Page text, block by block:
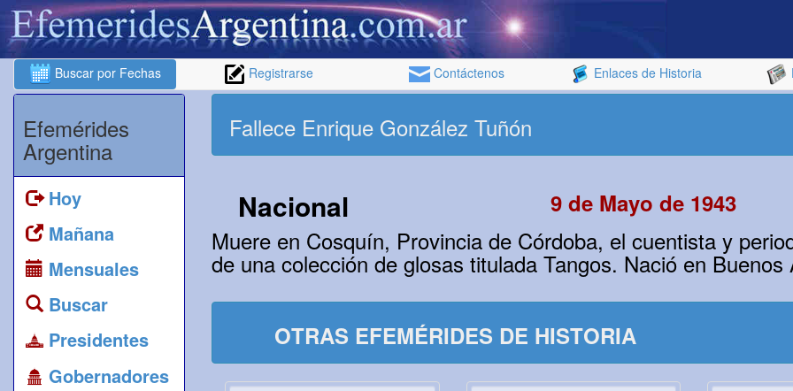
Buscar por Fechas Registrarse Contáctenos Enlaces de Historia
Efemérides
Argentina
Hoy
Mañana
Mensuales
Buscar
Presidentes
Gobernadores
Fallece Enrique González Tuñón
Nacional 9 de Mayo de 1943
Muere en Cosquín, Provincia de Córdoba, el cuentista y
de una colección de glosas titulada Tangos. Nació en
OTRAS EFEMÉRIDES DE HISTORIA